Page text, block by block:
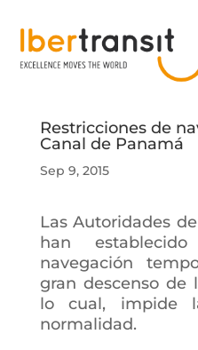
Restricciones de
Canal de Panamá
Sep 9, 2015
Las Autoridades
han
navegación
gran descenso de
lo cual, impide
normalidad.